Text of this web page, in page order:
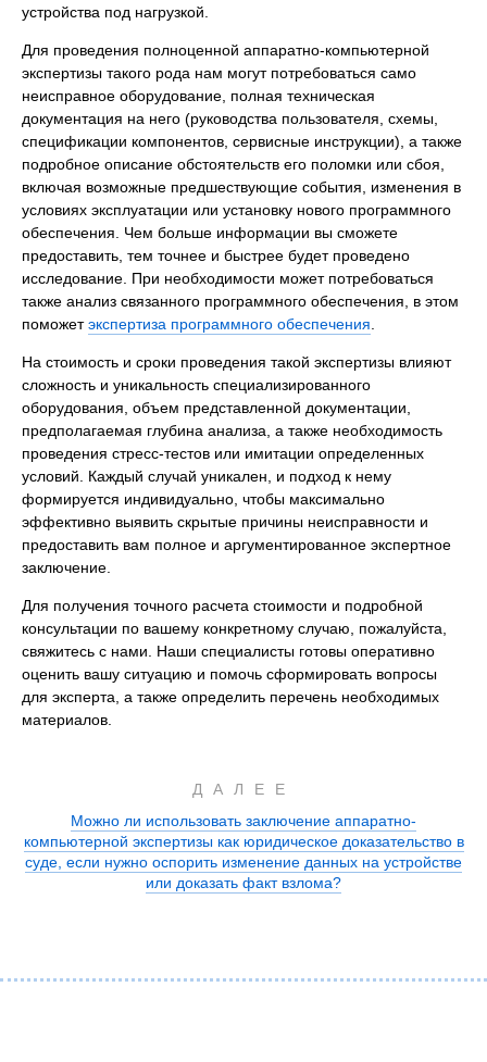
устройства под нагрузкой.
Для проведения полноценной аппаратно-компьютерной
экспертизы такого рода нам могут потребоваться само
неисправное оборудование, полная техническая
документация на него (руководства пользователя, схемы,
спецификации компонентов, сервисные инструкции), а также
подробное описание обстоятельств его поломки или сбоя,
включая возможные предшествующие события, изменения в
условиях эксплуатации или установку нового программного
обеспечения. Чем больше информации вы сможете
предоставить, тем точнее и быстрее будет проведено
исследование. При необходимости может потребоваться
также анализ связанного программного обеспечения, в этом
поможетэкспертиза программного обеспечения.
На стоимость и сроки проведения такой экспертизы влияют
сложность и уникальность специализированного
оборудования, объем представленной документации,
предполагаемая глубина анализа, а также необходимость
проведения стресс-тестов или имитации определенных
условий. Каждый случай уникален, и подход к нему
формируется индивидуально, чтобы максимально
эффективно выявить скрытые причины неисправности и
предоставить вам полное и аргументированное экспертное
заключение.
Для получения точного расчета стоимости и подробной
консультации по вашему конкретному случаю, пожалуйста,
свяжитесь с нами. Наши специалисты готовы оперативно
оценить вашу ситуацию и помочь сформировать вопросы
для эксперта, а также определить перечень необходимых
материалов.
ДАЛЕЕ
Можно ли использовать заключение аппаратно-
компьютерной экспертизы как юридическое доказательство в
суде, если нужно оспорить изменение данных на устройстве
или доказать факт взлома?